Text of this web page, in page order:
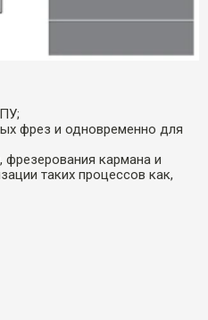
фрез и одновременно для
фрезерования кармана и
таких процессов как,